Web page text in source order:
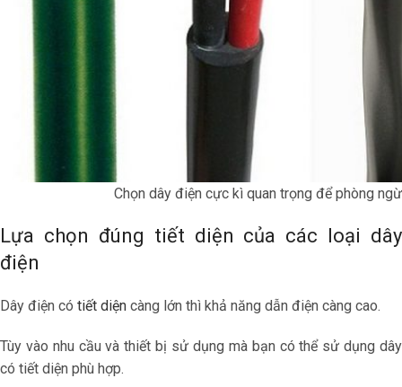
Chọn dây điện cực kì quan trọng để phòng
Lựa chọn đúng tiết diện của các loại dây
điện
Dây điện có tiết diện càng lớn thì khả năng dẫn điện càng cao.
Tùy vào nhu cầu và thiết bị sử dụng mà bạn có thể sử dụng dây
có tiết diện phù hợp.